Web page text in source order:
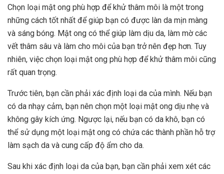
Chọn loại mật ong phù hợp để khử thâm môi là một trong
những cách tốt nhất để giúp bạn có được làn da mịn màng
và sáng bóng. Mật ong có thể giúp làm dịu da, làm mờ các
vết thâm sâu và làm cho môi của bạn trở nên đẹp hơn. Tuy
nhiên, việc chọn loại mật ong phù hợp để khử thâm môi cũng
rất quan trọng.
Trước tiên, bạn cần phải xác định loại da của mình. Nếu bạn
có da nhạy cảm, bạn nên chọn một loại mật ong dịu nhẹ và
không gây kích ứng. Ngược lại, nếu bạn có da khô, bạn có
thể sử dụng một loại mật ong có chứa các thành phần hỗ trợ
làm sạch da và cung cấp độ ẩm cho da.
Sau khi xác định loại da của bạn, bạn cần phải xem xét các